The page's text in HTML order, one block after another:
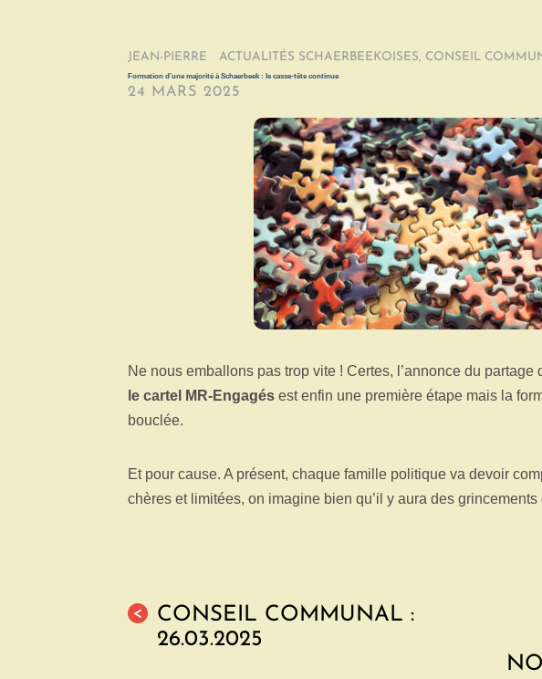
JEAN-PIERRE / ACTUALITÉS SCHAERBEEKOISES, CONSEIL
Formation d’une majorité à Schaerbeek : le casse-tête continue
24 MARS 2025
Ne nous emballons pas trop vite ! Certes, l’annonce du
le cartel MR-Engagés est enfin une première étape mais la
bouclée.
Et pour cause. A présent, chaque famille politique va devoir
chères et limitées, on imagine bien qu’il y aura des
<
CONSEIL COMMUNAL :
26.03.2025